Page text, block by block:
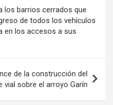
los barrios cerrados que
de todos los vehículos
en los accesos a sus
de la construcción del
vial sobre el arroyo Garín